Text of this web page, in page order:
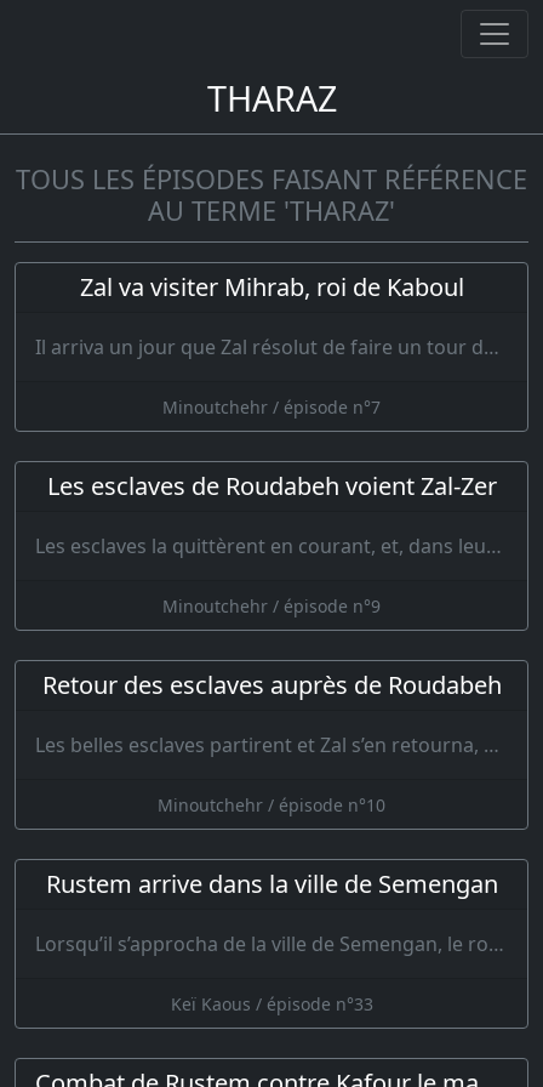
THARAZ
TOUS LES ÉPISODES FAISANT RÉFÉRENCE
AU TERME 'THARAZ'
Zal va visiter Mihrab, roi de Kaboul
Il arriva un jour que Zal résolut de faire un tour dans l’empire ; il se mit en ro…
Minoutchehr / épisode n°7
Les esclaves de Roudabeh voient Zal-Zer
Les esclaves la quittèrent en courant, et, dans leur désespoir, s’appliquèrent …
Minoutchehr / épisode n°9
Retour des esclaves auprès de Roudabeh
Les belles esclaves partirent et Zal s’en retourna, mesurant la lenteur de cette…
Minoutchehr / épisode n°10
Rustem arrive dans la ville de Semengan
Lorsqu’il s’approcha de la ville de Semengan, le roi et les grands apprirent qu…
Keï Kaous / épisode n°33